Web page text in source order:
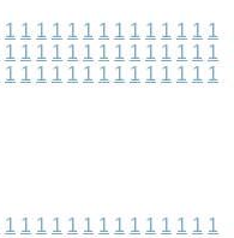
1 1 1 1 1 1 1 1 1 1 1 1 1 1
1 1 1 1 1 1 1 1 1 1 1 1 1 1
1 1 1 1 1 1 1 1 1 1 1 1 1 1
1 1 1 1 1 1 1 1 1 1 1 1 1 1